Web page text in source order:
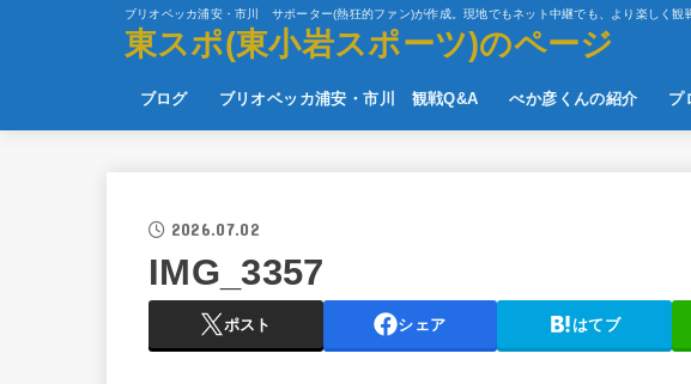
ブリオベッカ浦安・市川 サポーター(熱狂的ファン)が作成。現地でもネット中継でも、より楽しく観
東スポ(東小岩スポーツ)のページ
ブログ ブリオベッカ浦安・市川 観戦Q&A べか彦くんの紹介 プ
2026.07.02
IMG_3357
ポスト シェア はてブ